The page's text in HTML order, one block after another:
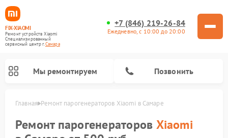
FIX-XIAOMI
Ремонт устройств Xiaomi
Специализированный
cервисный центр г.Самара
+7 (846) 219-26-84
Ежедневно, с 10:00 до 20:00
Мы ремонтируем Позвонить
Главная Ремонт парогенераторов Xiaomi в Самаре
Ремонт парогенераторов Xiaomi